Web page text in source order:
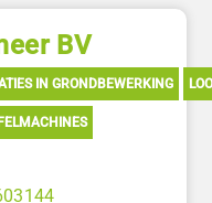
BV
IN GRONDBEWERKING